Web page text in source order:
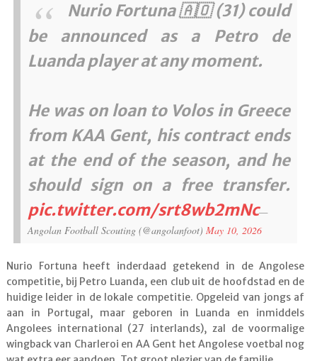
Nurio Fortuna 🇦🇴 (31) could
be announced as a Petro de
Luanda player at any moment.
He was on loan to Volos in Greece
from KAA Gent, his contract ends
at the end of the season, and he
should sign on a free transfer.
pic.twitter.com/srt8wb2mNc—
Angolan Football Scouting (@angolanfoot) May 10, 2026
Nurio Fortuna heeft inderdaad getekend in de Angolese
competitie, bij Petro Luanda, een club uit de hoofdstad en de
huidige leider in de lokale competitie. Opgeleid van jongs af
aan in Portugal, maar geboren in Luanda en inmiddels
Angolees international (27 interlands), zal de voormalige
wingback van Charleroi en AA Gent het Angolese voetbal nog